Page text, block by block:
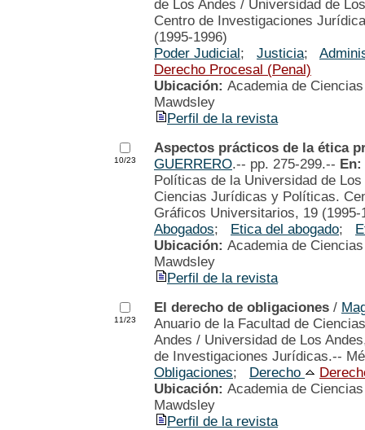
de Los Andes / Universidad de
Centro de Investigaciones
(1995-1996)
Poder Judicial; Justicia;
Derecho Procesal (Penal)
Ubicación: Academia de
Mawdsley
Perfil de la revista
10/23
Aspectos prácticos de la ética
GUERRERO.-- pp. 275-299.-- En:
Políticas de la Universidad de
Ciencias Jurídicas y Políticas.
Gráficos Universitarios, 19 (1995-
Abogados; Etica del abogado;
Ubicación: Academia de
Mawdsley
Perfil de la revista
11/23
El derecho de obligaciones /
Anuario de la Facultad de
Andes / Universidad de Los
de Investigaciones Jurídicas.--
Obligaciones; Derecho
Ubicación: Academia de
Mawdsley
Perfil de la revista